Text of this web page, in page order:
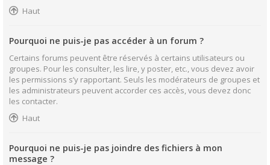
Haut
Pourquoi ne puis-je pas accéder à un forum ?
Certains forums peuvent être réservés à certains utilisateurs ou
groupes. Pour les consulter, les lire, y poster, etc., vous devez avoir
les permissions s’y rapportant. Seuls les modérateurs de groupes et
les administrateurs peuvent accorder ces accès, vous devez donc
les contacter.
Haut
Pourquoi ne puis-je pas joindre des fichiers à mon
message ?